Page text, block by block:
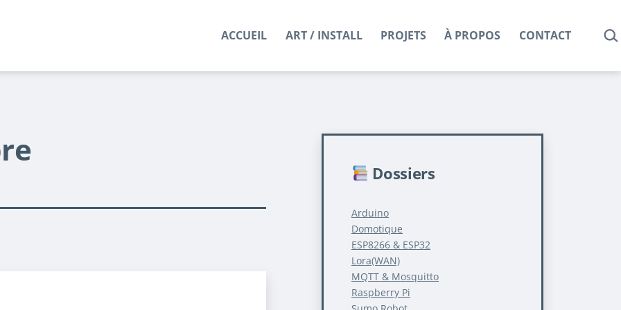
ACCUEIL ART / INSTALL PROJETS À PROPOS CONTACT
Dossiers
Arduino
Domotique
ESP8266 & ESP32
Lora(WAN)
MQTT & Mosquitto
Raspberry Pi